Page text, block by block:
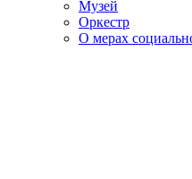
Музей
Оркестр
О мерах